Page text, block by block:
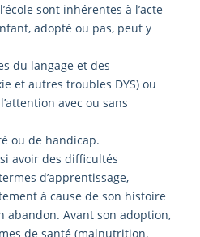
sont inhérentes à l’acte
adopté ou pas, peut y
du langage et des
et autres troubles DYS) ou
avec ou sans
ou de handicap.
avoir des difficultés
d’apprentissage,
à cause de son histoire
abandon. Avant son adoption,
de santé (malnutrition,